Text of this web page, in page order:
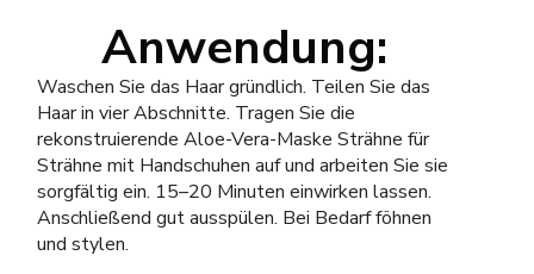
Anwendung:
Waschen Sie das Haar gründlich. Teilen Sie das
Haar in vier Abschnitte. Tragen Sie die
rekonstruierende Aloe-Vera-Maske Strähne für
Strähne mit Handschuhen auf und arbeiten Sie sie
sorgfältig ein. 15–20 Minuten einwirken lassen.
Anschließend gut ausspülen. Bei Bedarf föhnen
und stylen.